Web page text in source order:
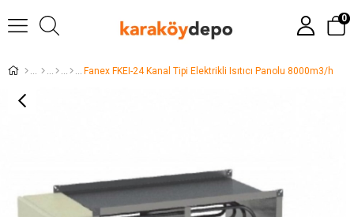
0
Fanex FKEI-24 Kanal Tipi Elektrikli Isıtıcı Panolu 8000m3/h